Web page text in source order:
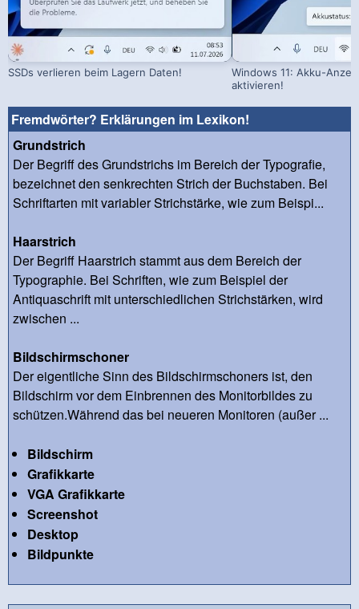
SSDs verlieren beim Lagern Daten!
Windows 11: Akku-
aktivieren!
Fremdwörter? Erklärungen im Lexikon!
Grundstrich
Der Begriff des Grundstrichs im Bereich der Typografie,
bezeichnet den senkrechten Strich der Buchstaben. Bei
Schriftarten mit variabler Strichstärke, wie zum Beispi...
Haarstrich
Der Begriff Haarstrich stammt aus dem Bereich der
Typographie. Bei Schriften, wie zum Beispiel der
Antiquaschrift mit unterschiedlichen Strichstärken, wird
zwischen ...
Bildschirmschoner
Der eigentliche Sinn des Bildschirmschoners ist, den
Bildschirm vor dem Einbrennen des Monitorbildes zu
schützen.Während das bei neueren Monitoren (außer ...
Bildschirm
Grafikkarte
VGA Grafikkarte
Screenshot
Desktop
Bildpunkte